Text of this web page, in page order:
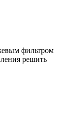
фильтром
решить